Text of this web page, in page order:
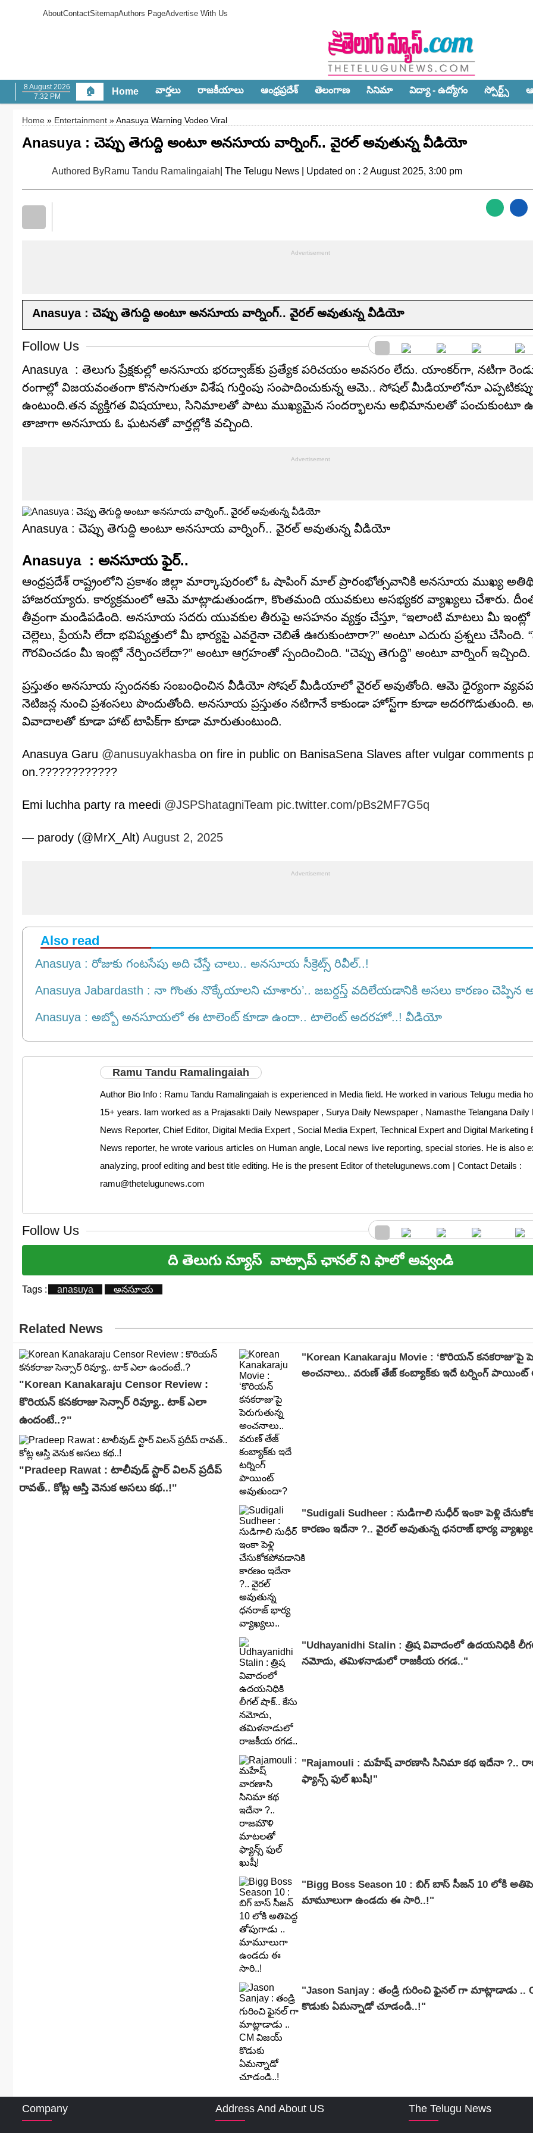
AboutContactSitemapAuthors PageAdvertise With Us
8 August 2026
7:32 PM
🏠 Home వార్త‌లు రాజ‌కీయాలు ఆంధ్ర‌ప్ర‌దేశ్‌ తెలంగాణ‌ సినిమా విద్యా - ఉద్యోగం స్పోర్ట్స్‌
Home » Entertainment » Anasuya Warning Vodeo Viral
Anasuya : చెప్పు తెగుద్ది అంటూ అన‌సూయ వార్నింగ్‌.. వైర‌ల్ అవుతున్న వీడియో
Authored ByRamu Tandu Ramalingaiah | The Telugu News | Updated on : 2 August 2025, 3:00 pm
Anasuya : చెప్పు తెగుద్ది అంటూ అన‌సూయ వార్నింగ్‌.. వైర‌ల్ అవుతున్న వీడియో
Follow Us
Anasuya : తెలుగు ప్రేక్షకుల్లో అనసూయ భరద్వాజ్‌కు ప్రత్యేక పరిచయం అవసరం లేదు. యాంకర్‌గా, నటిగా
రంగాల్లో విజయవంతంగా కొనసాగుతూ విశేష గుర్తింపు సంపాదించుకున్న ఆమె.. సోషల్ మీడియాలోనూ
ఉంటుంది.తన వ్యక్తిగత విషయాలు, సినిమాలతో పాటు ముఖ్యమైన సందర్భాలను అభిమానులతో పంచుకుంటూ
తాజాగా అనసూయ ఓ ఘటనతో వార్తల్లోకి వచ్చింది.
Anasuya : చెప్పు తెగుద్ది అంటూ అన‌సూయ వార్నింగ్‌.. వైర‌ల్ అవుతున్న వీడియో
Anasuya : అన‌సూయ ఫైర్..
ఆంధ్రప్రదేశ్‌ రాష్ట్రంలోని ప్రకాశం జిల్లా మార్కాపురంలో ఓ షాపింగ్ మాల్ ప్రారంభోత్సవానికి అనసూయ ముఖ్య
హాజరయ్యారు. కార్యక్రమంలో ఆమె మాట్లాడుతుండగా, కొంతమంది యువకులు అసభ్యకర వ్యాఖ్యలు చేశారు.
తీవ్రంగా మండిపడింది. అనసూయ సదరు యువకుల తీరుపై అసహనం వ్యక్తం చేస్తూ, “ఇలాంటి మాటలు మీ
చెల్లెలు, ప్రేయసి లేదా భవిష్యత్తులో మీ భార్యపై ఎవరైనా చెబితే ఊరుకుంటారా?” అంటూ ఎదురు ప్రశ్నలు చేసింది.
గౌరవించడం మీ ఇంట్లో నేర్పించలేదా?” అంటూ ఆగ్రహంతో స్పందించింది. “చెప్పు తెగుద్ది” అంటూ వార్నింగ్ ఇచ్చింది.
ప్రస్తుతం అనసూయ స్పందనకు సంబంధించిన వీడియో సోషల్ మీడియాలో వైరల్ అవుతోంది. ఆమె ధైర్యంగా
నెటిజన్ల నుంచి ప్రశంసలు పొందుతోంది. అన‌సూయ ప్ర‌స్తుతం న‌టిగానే కాకుండా హోస్ట్‌గా కూడా అద‌రగొడుతుంది.
వివాదాల‌తో కూడా హాట్ టాపిక్‌గా కూడా మారుతుంటుంది.
Anasuya Garu @anusuyakhasba on fire in public on BanisaSena Slaves after vulgar comments
on.????????????
Emi luchha party ra meedi @JSPShatagniTeam pic.twitter.com/pBs2MF7G5q
— parody (@MrX_Alt) August 2, 2025
Also read
Anasuya : రోజుకు గంట‌సేపు అది చేస్తే చాలు.. అన‌సూయ సీక్రెట్స్ రివీల్..!
Anasuya Jabardasth : నా గొంతు నొక్కేయాలని చూశారు’.. జబర్దస్త్ వదిలేయడానికి అసలు కారణం
Anasuya : అబ్బో అన‌సూయ‌లో ఈ టాలెంట్ కూడా ఉందా.. టాలెంట్ అద‌ర‌హో..! వీడియో
Ramu Tandu Ramalingaiah
Author Bio Info : Ramu Tandu Ramalingaiah is experienced in Media field. He worked in various Telugu media
15+ years. Iam worked as a Prajasakti Daily Newspaper , Surya Daily Newspaper , Namasthe Telangana Daily
News Reporter, Chief Editor, Digital Media Expert , Social Media Expert, Technical Expert and Digital Marketing
News reporter, he wrote various articles on Human angle, Local news live reporting, special stories. He is also
analyzing, proof editing and best title editing. He is the present Editor of thetelugunews.com | Contact Details :
ramu@thetelugunews.com
Follow Us
ది తెలుగు న్యూస్ వాట్సాప్ ఛానల్ ని ఫాలో అవ్వండి
Tags : anasuya అనసూయ
Related News
"Korean Kanakaraju Censor Review :
కొరియన్ కనకరాజు సెన్సార్ రివ్యూ.. టాక్ ఎలా
ఉందంటే..?"
"Pradeep Rawat : టాలీవుడ్ స్టార్ విలన్ ప్రదీప్
రావత్.. కోట్ల ఆస్తి వెనుక అసలు కథ..!"
"Korean Kanakaraju Movie : ‘కొరియన్ కనకరాజు’పై
అంచనాలు.. వరుణ్ తేజ్ కంబ్యాక్‌కు ఇదే టర్నింగ్ పాయింట్
"Sudigali Sudheer : సుడిగాలి సుధీర్ ఇంకా పెళ్లి
కారణం ఇదేనా ?.. వైరల్ అవుతున్న ధనరాజ్ భార్య
"Udhayanidhi Stalin : త్రిష వివాదంలో ఉదయనిధికి
నమోదు, తమిళనాడులో రాజకీయ రగడ.."
"Rajamouli : మహేష్ వారణాసి సినిమా కథ ఇదేనా
ఫ్యాన్స్ ఫుల్ ఖుషీ!"
"Bigg Boss Season 10 : బిగ్ బాస్ సీజన్ 10 లోకి
మామూలుగా ఉండదు ఈ సారి..!"
"Jason Sanjay : తండ్రి గురించి ఫైనల్ గా మాట్లాడాడు
కొడుకు ఏమన్నాడో చూడండి..!"
Company Address And About US The Telugu News